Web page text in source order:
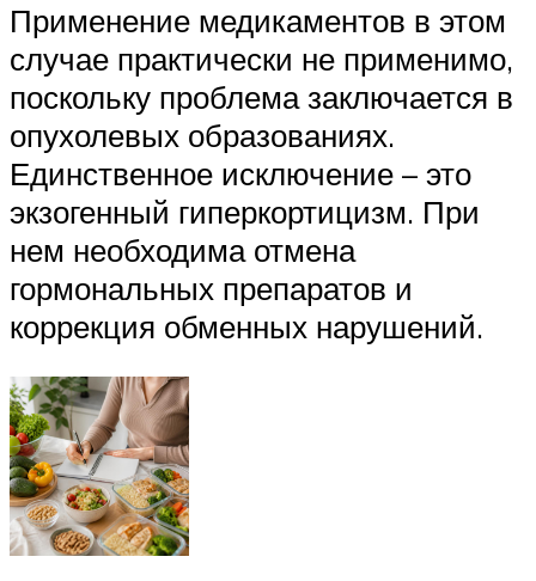
Применение медикаментов в этом
случае практически не применимо,
поскольку проблема заключается в
опухолевых образованиях.
Единственное исключение – это
экзогенный гиперкортицизм. При
нем необходима отмена
гормональных препаратов и
коррекция обменных нарушений.